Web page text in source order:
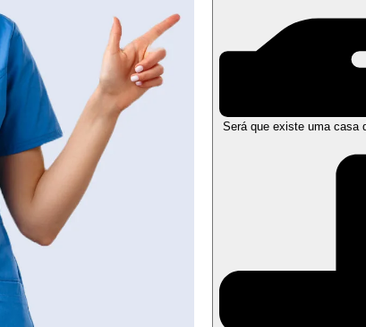
Será que existe uma casa